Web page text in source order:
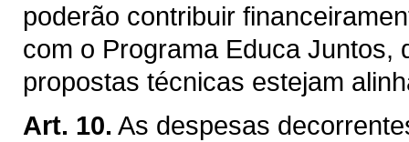
poderão contribuir
com o Programa Educa Juntos,
propostas técnicas estejam
Art. 10. As despesas